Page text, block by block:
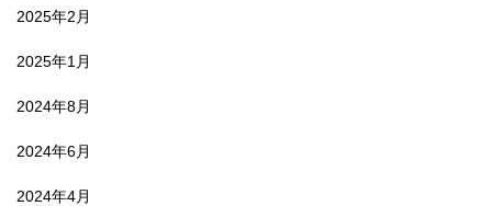
2025年2月
2025年1月
2024年8月
2024年6月
2024年4月